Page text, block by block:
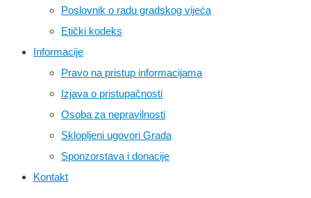
Poslovnik o radu gradskog vijeća
Etički kodeks
Informacije
Pravo na pristup informacijama
Izjava o pristupačnosti
Osoba za nepravilnosti
Sklopljeni ugovori Grada
Sponzorstava i donacije
Kontakt